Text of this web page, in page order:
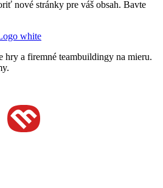
nové stránky pre váš obsah. Bavte
hry a firemné teambuildingy na mieru.